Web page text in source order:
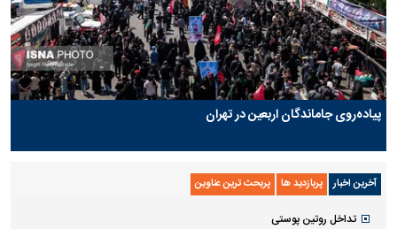
پیاده‌روی جاماندگان اربعین در تهران
آخرین اخبار پربازدید ها پربحث ترین عناوین
تداخل روتین پوستی